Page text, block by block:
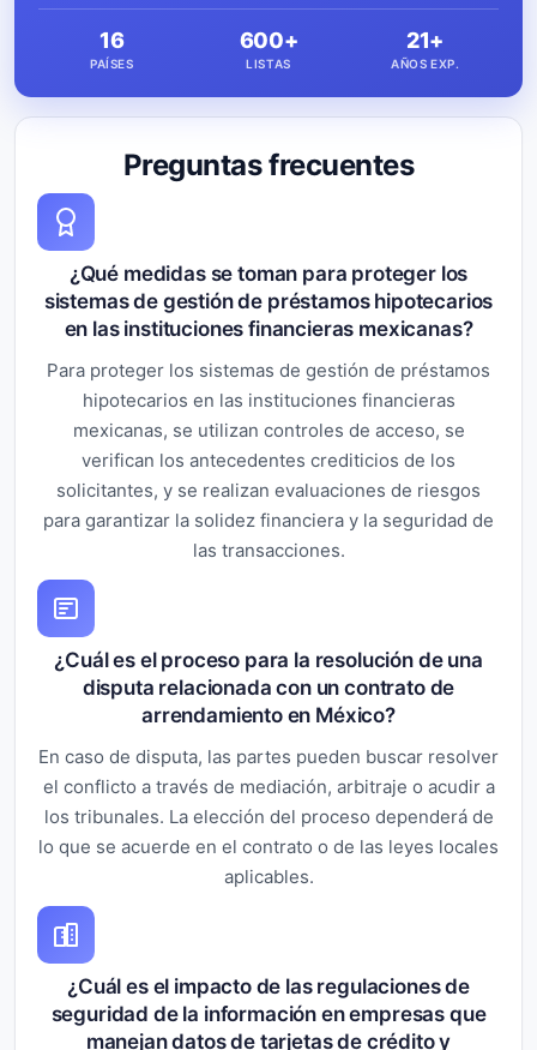
Preguntas frecuentes
¿Qué medidas se toman para proteger los
sistemas de gestión de préstamos hipotecarios
en las instituciones financieras mexicanas?
Para proteger los sistemas de gestión de préstamos
hipotecarios en las instituciones financieras
mexicanas, se utilizan controles de acceso, se
verifican los antecedentes crediticios de los
solicitantes, y se realizan evaluaciones de riesgos
para garantizar la solidez financiera y la seguridad de
las transacciones.
¿Cuál es el proceso para la resolución de una
disputa relacionada con un contrato de
arrendamiento en México?
En caso de disputa, las partes pueden buscar resolver
el conflicto a través de mediación, arbitraje o acudir a
los tribunales. La elección del proceso dependerá de
lo que se acuerde en el contrato o de las leyes locales
aplicables.
¿Cuál es el impacto de las regulaciones de
seguridad de la información en empresas que
manejan datos de tarjetas de crédito y
16
PAÍSES
600+
LISTAS
21+
AÑOS EXP.